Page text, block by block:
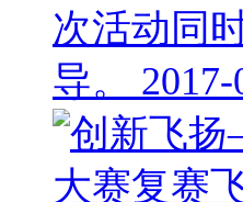
次活动同
导。